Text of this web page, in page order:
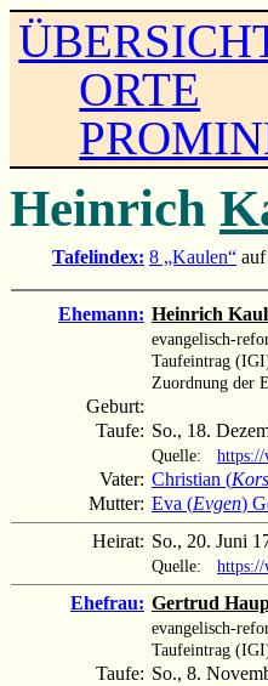
ORTE
Heinrich
Tafelindex: 8 „Kaulen“ auf
Ehemann: Heinrich
evangelisch-
Taufeintrag
Zuordnung der
Geburt:
Taufe: So., 18.
Quelle:
Vater: Christian (
Mutter: Eva (Evgen)
Heirat: So., 20. Juni
Quelle:
Ehefrau: Gertrud
evangelisch-
Taufeintrag
Taufe: So., 8.